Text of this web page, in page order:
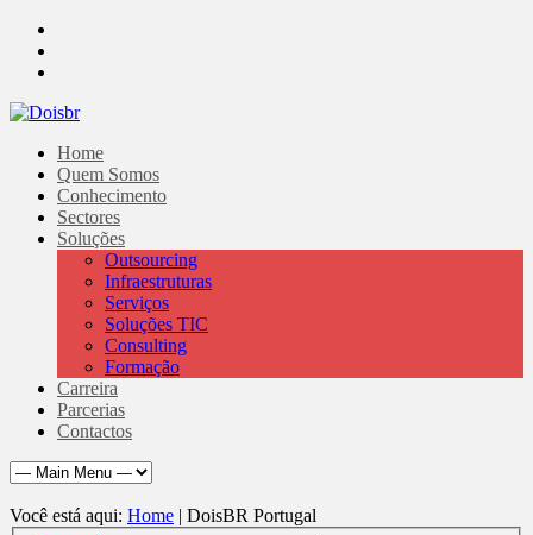
Home
Quem Somos
Conhecimento
Sectores
Soluções
Outsourcing
Infraestruturas
Serviços
Soluções TIC
Consulting
Formação
Carreira
Parcerias
Contactos
Você está aqui: Home | DoisBR Portugal